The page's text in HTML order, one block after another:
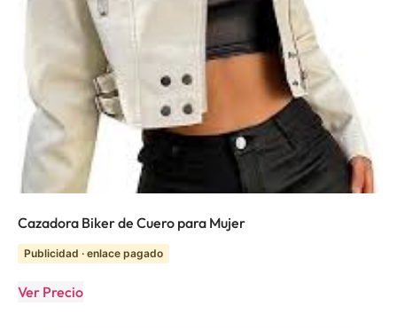
Cazadora Biker de Cuero para Mujer
Publicidad · enlace pagado
Ver Precio